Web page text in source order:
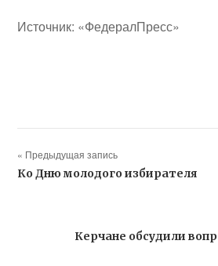
Источник: «ФедералПресс»
« Предыдущая запись
Ко Дню молодого избирателя
Керчане обсудили